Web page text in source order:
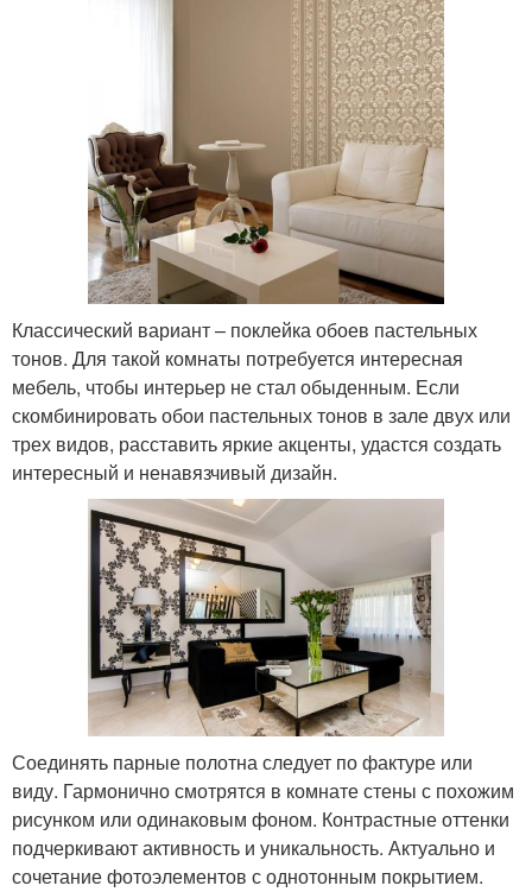
Классический вариант – поклейка обоев пастельных
тонов. Для такой комнаты потребуется интересная
мебель, чтобы интерьер не стал обыденным. Если
скомбинировать обои пастельных тонов в зале двух или
трех видов, расставить яркие акценты, удастся создать
интересный и ненавязчивый дизайн.
Соединять парные полотна следует по фактуре или
виду. Гармонично смотрятся в комнате стены с похожим
рисунком или одинаковым фоном. Контрастные оттенки
подчеркивают активность и уникальность. Актуально и
сочетание фотоэлементов с однотонным покрытием.